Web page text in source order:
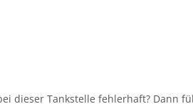
dieser Tankstelle fehlerhaft? Dann